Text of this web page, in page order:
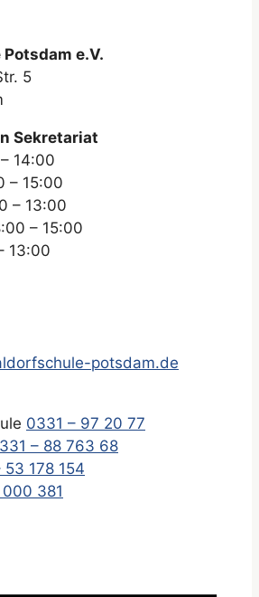
e.V.
5
Sekretariat
14:00
– 15:00
– 13:00
– 15:00
13:00
potsdam.de
0331 – 97 20 77
– 88 763 68
53 178 154
381